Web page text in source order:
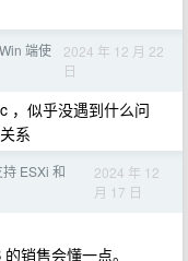
端使
2024 年 12 月 22
日
，似乎没遇到什么问
系
ESXi 和
2024 年 12
月 17 日
销售会懂一点。